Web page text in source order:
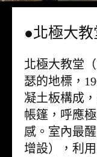
●北極大教
北極大教堂
瑟的地標，
凝土板構成
帳篷，呼應
感。室內最
增設），利